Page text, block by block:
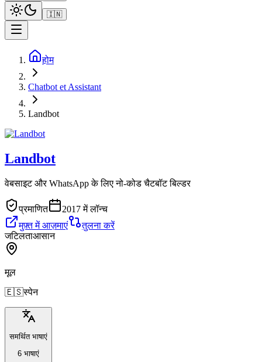
🇮🇳
होम
Chatbot et Assistant
Landbot
Landbot
वेबसाइट और WhatsApp के लिए नो-कोड चैटबॉट बिल्डर
प्रमाणित
2017 में लॉन्च
मुफ़्त में आज़माएं
तुलना करें
जटिलताआसान
मूल
🇪🇸स्पेन
समर्थित भाषाएं
6 भाषाएं